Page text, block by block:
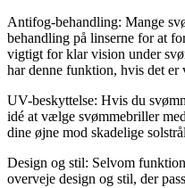
Antifog-behandling: Mange
behandling på linserne for at
vigtigt for klar vision under
har denne funktion, hvis det
UV-beskyttelse: Hvis du
idé at vælge svømmebriller
dine øjne mod skadelige
Design og stil: Selvom
overveje design og stil, der